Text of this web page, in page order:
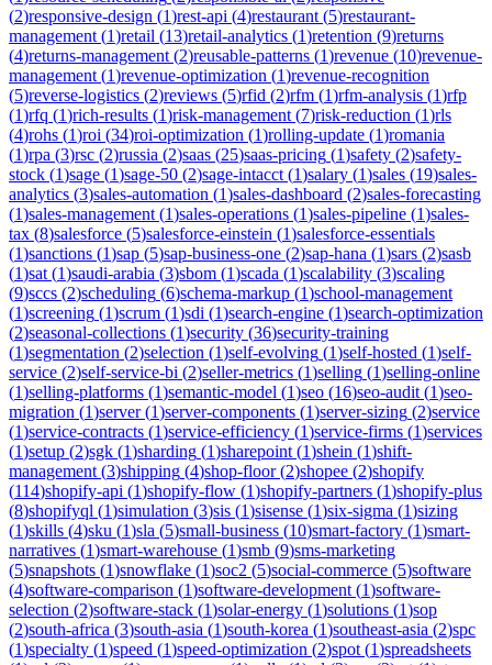
(2)responsive-design (1)rest-api (4)restaurant (5)restaurant-
management (1)retail (13)retail-analytics (1)retention (9)returns
(4)returns-management (2)reusable-patterns (1)revenue (10)revenue-
management (1)revenue-optimization (1)revenue-recognition
(5)reverse-logistics (2)reviews (5)rfid (2)rfm (1)rfm-analysis (1)rfp
(1)rfq (1)rich-results (1)risk-management (7)risk-reduction (1)rls
(4)rohs (1)roi (34)roi-optimization (1)rolling-update (1)romania
(1)rpa (3)rsc (2)russia (2)saas (25)saas-pricing (1)safety (2)safety-
stock (1)sage (1)sage-50 (2)sage-intacct (1)salary (1)sales (19)sales-
analytics (3)sales-automation (1)sales-dashboard (2)sales-forecasting
(1)sales-management (1)sales-operations (1)sales-pipeline (1)sales-
tax (8)salesforce (5)salesforce-einstein (1)salesforce-essentials
(1)sanctions (1)sap (5)sap-business-one (2)sap-hana (1)sars (2)sasb
(1)sat (1)saudi-arabia (3)sbom (1)scada (1)scalability (3)scaling
(9)sccs (2)scheduling (6)schema-markup (1)school-management
(1)screening (1)scrum (1)sdi (1)search-engine (1)search-optimization
(2)seasonal-collections (1)security (36)security-training
(1)segmentation (2)selection (1)self-evolving (1)self-hosted (1)self-
service (2)self-service-bi (2)seller-metrics (1)selling (1)selling-online
(1)selling-platforms (1)semantic-model (1)seo (16)seo-audit (1)seo-
migration (1)server(1)server-components (1)server-sizing (2)service
(1)service-contracts (1)service-efficiency (1)service-firms (1)services
(1)setup (2)sgk (1)sharding (1)sharepoint (1)shein (1)shift-
management (3)shipping (4)shop-floor(2)shopee (2)shopify
(114)shopify-api (1)shopify-flow (1)shopify-partners (1)shopify-plus
(8)shopifyql (1)simulation (3)sis (1)sisense (1)six-sigma (1)sizing
(1)skills (4)sku (1)sla (5)small-business (10)smart-factory (1)smart-
narratives (1)smart-warehouse (1)smb (9)sms-marketing
(5)snapshots (1)snowflake (1)soc2 (5)social-commerce (5)software
(4)software-comparison (1)software-development (1)software-
selection (2)software-stack (1)solar-energy (1)solutions (1)sop
(2)south-africa (3)south-asia (1)south-korea (1)southeast-asia (2)spc
(1)specialty (1)speed (1)speed-optimization (2)spot (1)spreadsheets